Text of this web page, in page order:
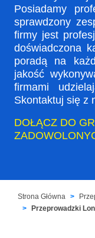
Posiadamy
sprawdzony
firmy jest
doświadczona
poradą na
jakość
firmami
Skontaktuj się z
DOŁĄCZ DO
Strona Główna
Przeprowadzki